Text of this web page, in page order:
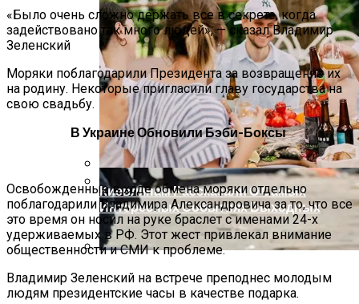
Международная Реакция На Тарифы
Трампа: Что Стоит На Кону
Кризис Безопасности На Гаити:
Ужасающая Реальность Безнадежной
Киевлянам Рассказали О Самых
Интересных Событиях Выходных
«Было очень сложно держать все в секрете, когда
задействовано так много людей», — сказал Владимир
Зеленский
Моряки поблагодарили Президента за возвращение их
на родину. Некоторые пригласили главу государства на
свою свадьбу.
В Украине Обновили Бэби-Боксы
Освобожденные в ходе обмена моряки отдельно
поблагодарили Владимира Александровича за то, что все
это время он носил на руке браслет с именами 24-х
удерживаемых в РФ. Этот жест привлекал внимание
общественности и СМИ к проблеме.
Владимир Зеленский на встрече преподнес молодым
людям президентские часы в качестве подарка.